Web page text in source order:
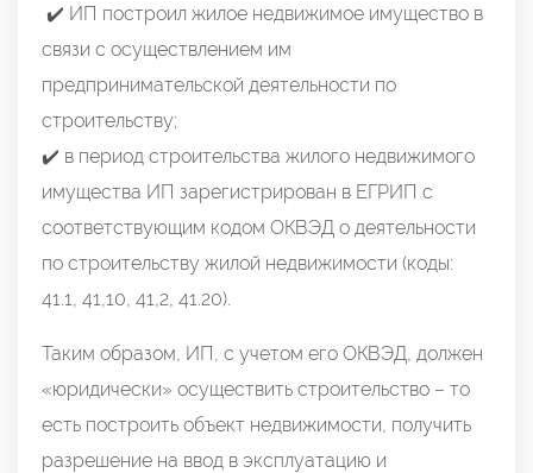
✔️ ИП построил жилое недвижимое имущество в
связи с осуществлением им
предпринимательской деятельности по
строительству;
✔️ в период строительства жилого недвижимого
имущества ИП зарегистрирован в ЕГРИП с
соответствующим кодом ОКВЭД о деятельности
по строительству жилой недвижимости (коды:
41.1, 41,10, 41,2, 41.20).
Таким образом, ИП, с учетом его ОКВЭД, должен
«юридически» осуществить строительство – то
есть построить объект недвижимости, получить
разрешение на ввод в эксплуатацию и